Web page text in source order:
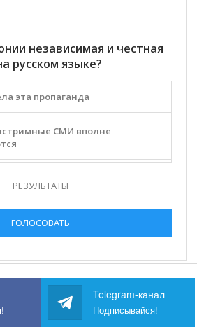
независимая и честная
русском языке?
эта пропаганда
СМИ вполне
РЕЗУЛЬТАТЫ
ГОЛОСОВАТЬ
Telegram-канал
Подписывайся!